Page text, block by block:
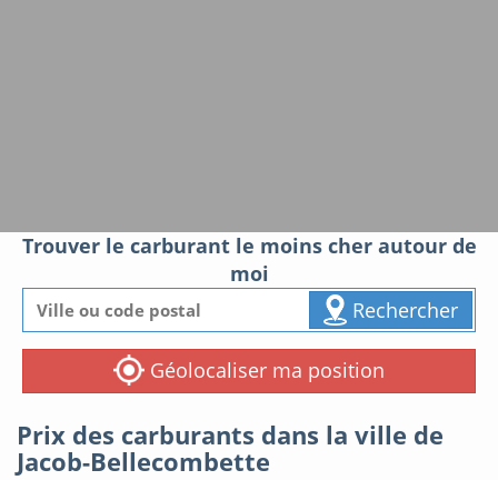
Trouver le carburant le moins cher autour de
moi
Rechercher
Géolocaliser ma position
Prix des carburants dans la ville de
Jacob-Bellecombette